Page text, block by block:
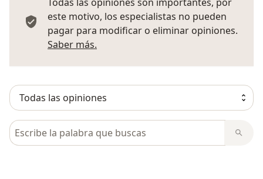
Todas las opiniones son importantes, por
este motivo, los especialistas no pueden
pagar para modificar o eliminar opiniones.
Saber más.
Busca en opiniones